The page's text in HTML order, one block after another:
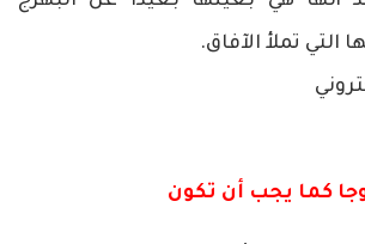
التي تملأ الآفاق.
كما يجب أن تكون